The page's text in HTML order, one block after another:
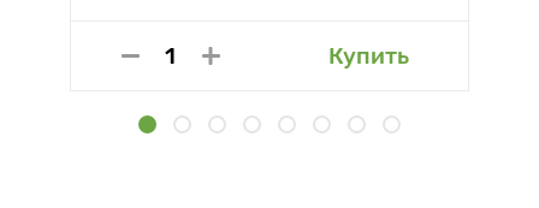
Купить